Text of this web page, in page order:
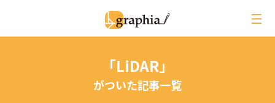
ジ
「LiDAR」
がついた記事一覧